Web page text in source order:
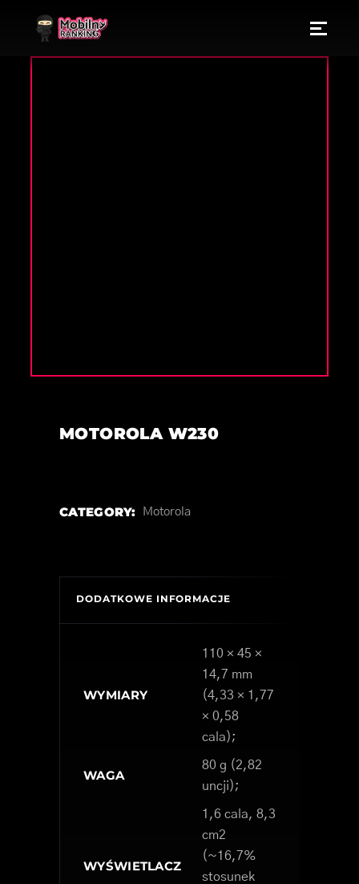
MOTOROLA W230
CATEGORY: Motorola
DODATKOWE INFORMACJE
WYMIARY
110 × 45 ×
14,7 mm
(4,33 × 1,77
× 0,58
cala);
WAGA
80 g (2,82
uncji);
WYŚWIETLACZ
1,6 cala, 8,3
cm2
(~16,7%
stosunek